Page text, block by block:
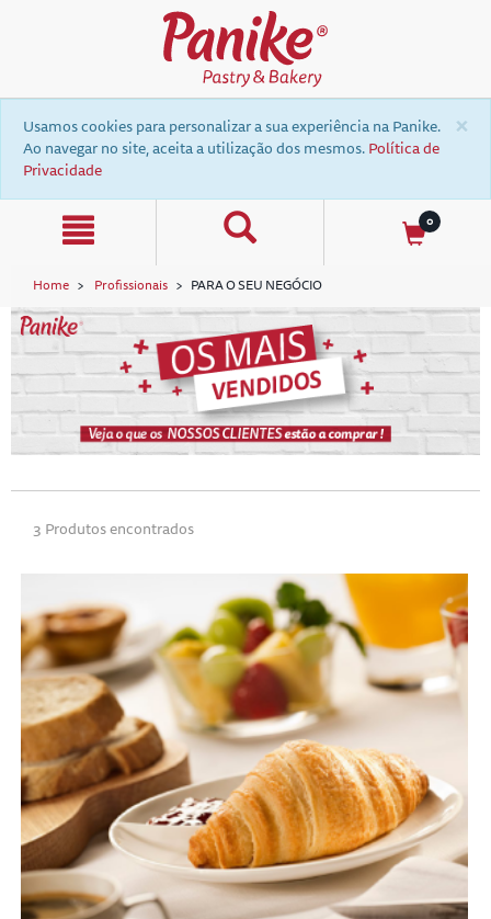
×
Usamos cookies para personalizar a sua experiência na Panike.
Ao navegar no site, aceita a utilização dos mesmos. Política de
Privacidade
0
Home Profissionais PARA O SEU NEGÓCIO
3 Produtos encontrados